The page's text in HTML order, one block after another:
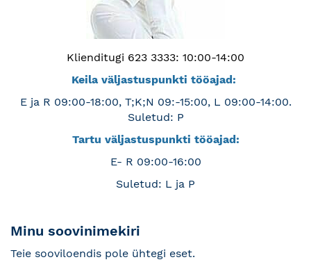
Klienditugi 623 3333: 10:00-14:00
Keila väljastuspunkti tööajad:
E ja R 09:00-18:00, T;K;N 09:-15:00, L 09:00-14:00.
Suletud: P
Tartu väljastuspunkti tööajad:
E- R 09:00-16:00
Suletud: L ja P
Minu soovinimekiri
Teie sooviloendis pole ühtegi eset.